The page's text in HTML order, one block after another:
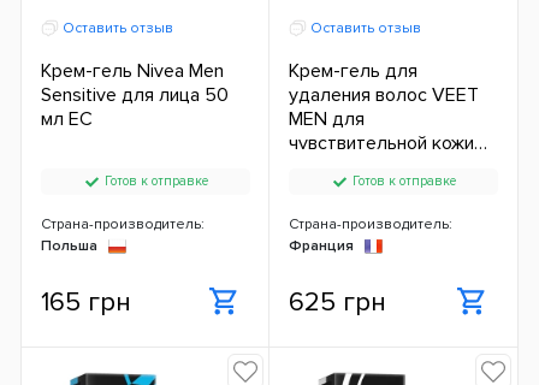
Оставить отзыв
Крем-гель Nivea Men
Sensitive для лица 50
мл ЕС
Готов к отправке
Страна-производитель:
Польша
165 грн
Оставить отзыв
Крем-гель для
удаления волос VEET
MEN для
чувствительной кожи
Готов к отправке
Страна-производитель:
Франция
625 грн